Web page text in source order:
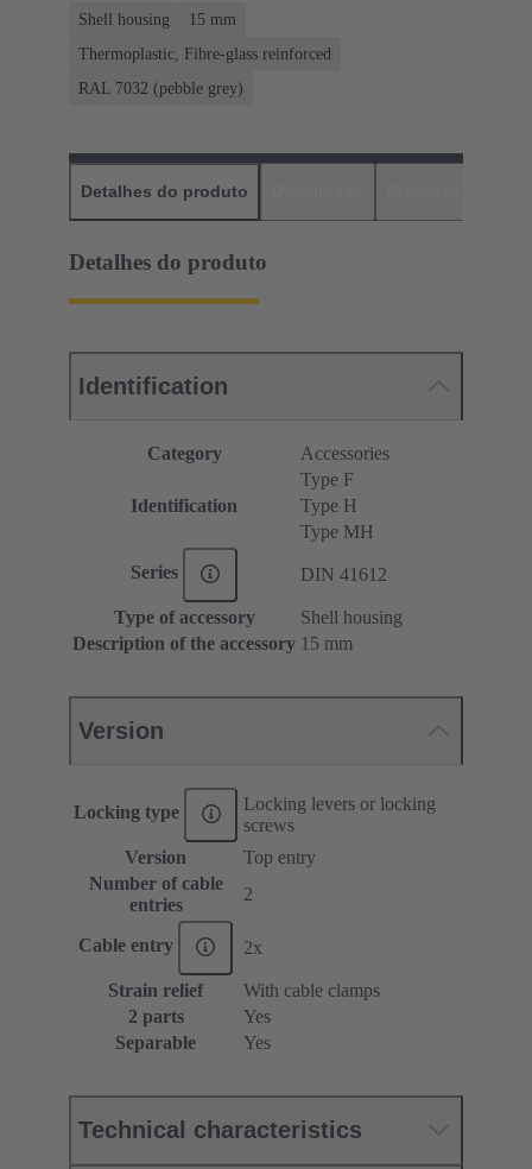
Shell housing
15 mm
Thermoplastic, Fibre-glass reinforced
RAL 7032 (pebble grey)
Detalhes do produto
Detalhes do produto
Identification
Category Accessories
Identification
Type F
Type H
Type MH
Series DIN 41612
Type of accessory
Shell housing
Description of the accessory 15 mm
Version
Locking type
Locking levers or locking
screws
Version
Top entry
Number of cable
entries
2
Cable entry 2x
Strain relief
With cable clamps
2 parts
Yes
Separable
Yes
Technical characteristics